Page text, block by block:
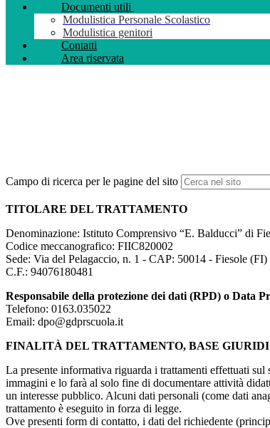
Documenti utili
Modulistica Personale Scolastico
Modulistica genitori
Contatti
Area riservata
Campo di ricerca per le pagine del sito
TITOLARE DEL TRATTAMENTO
Denominazione: Istituto Comprensivo “E. Balducci” di
Codice meccanografico: FIIC820002
Sede: Via del Pelagaccio, n. 1 - CAP: 50014 - Fiesole (FI)
C.F.: 94076180481
Responsabile della protezione dei dati (RPD) o Data
Telefono: 0163.035022
Email: dpo@gdprscuola.it
FINALITÀ DEL TRATTAMENTO, BASE
La presente informativa riguarda i trattamenti effettuati
immagini e lo farà al solo fine di documentare attività
un interesse pubblico. Alcuni dati personali (come dati
trattamento è eseguito in forza di legge.
Ove presenti form di contatto, i dati del richiedente